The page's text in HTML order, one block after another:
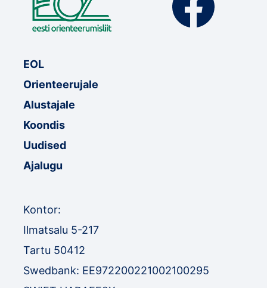
EOL
Orienteerujale
Alustajale
Koondis
Uudised
Ajalugu
Kontor:
Ilmatsalu 5-217
Tartu 50412
Swedbank: EE972200221002100295